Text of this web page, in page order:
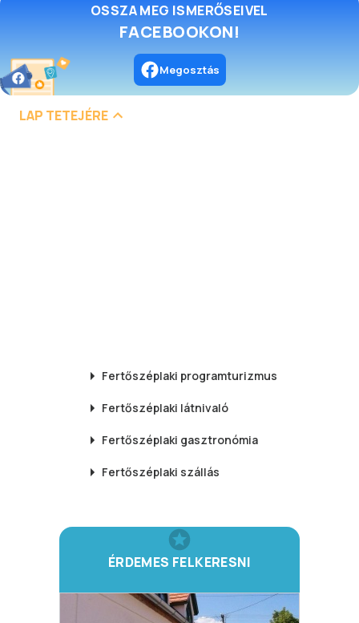
OSSZA MEG ISMERŐSEIVEL
FACEBOOKON!
Megosztás
LAP TETEJÉRE
Fertőszéplaki programturizmus
Fertőszéplaki látnivaló
Fertőszéplaki gasztronómia
Fertőszéplaki szállás
ÉRDEMES FELKERESNI